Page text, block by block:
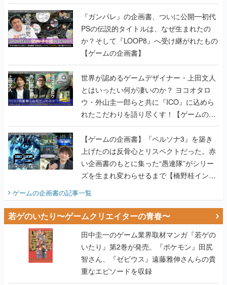
書】
『ガンパレ』の企画書、ついに公開━初代
PSの伝説的タイトルは、なぜ生まれたの
か？そして『LOOP8』へ受け継がれたもの
【ゲームの企画書】
世界が認めるゲームデザイナー・上田文人
とはいったい何が凄いのか？ ヨコオタロ
ウ・外山圭一郎らと共に『ICO』に込めら
れたこだわりを語り尽くす！【ゲームの企
画書】
【ゲームの企画書】『ペルソナ3』を築き
上げたのは反骨心とリスペクトだった。赤
い企画書のもとに集った“愚連隊”がシリー
ズを生まれ変わらせるまで【橋野桂インタ
ビュー】
ゲームの企画書の記事一覧
若ゲのいたり〜ゲームクリエイターの青春〜
田中圭一のゲーム業界取材マンガ『若ゲの
いたり』第2巻が発売。『ポケモン』田尻
智さん、『ゼビウス』遠藤雅伸さんらの貴
重なエピソードを収録